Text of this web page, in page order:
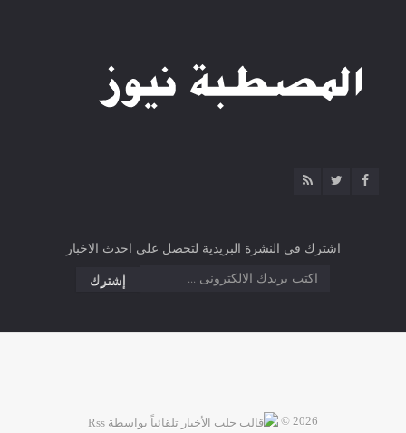
اشترك فى النشرة البريدية لتحصل على احدث الاخبار
2026 ©